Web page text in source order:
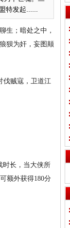
特发起......
生；暗处之中，
狈为奸，妄图颠
伐贼寇，卫道江
时长，当大侠所
额外获得180分